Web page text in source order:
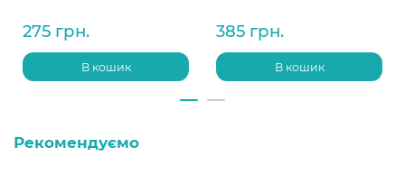
275 грн.
В кошик
385 грн.
В кошик
Рекомендуємо